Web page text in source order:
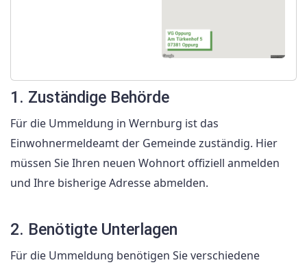
1. Zuständige Behörde
Für die Ummeldung in Wernburg ist das
Einwohnermeldeamt der Gemeinde zuständig. Hier
müssen Sie Ihren neuen Wohnort offiziell anmelden
und Ihre bisherige Adresse abmelden.
2. Benötigte Unterlagen
Für die Ummeldung benötigen Sie verschiedene